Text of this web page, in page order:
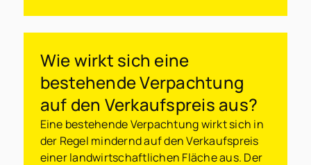
Wie wirkt sich eine
bestehende Verpachtung
auf den Verkaufspreis aus?
Eine bestehende Verpachtung wirkt sich in
der Regel mindernd auf den Verkaufspreis
einer landwirtschaftlichen Fläche aus. Der